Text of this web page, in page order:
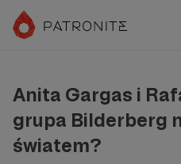
Anita Gargas i
grupa Bilderberg
światem?